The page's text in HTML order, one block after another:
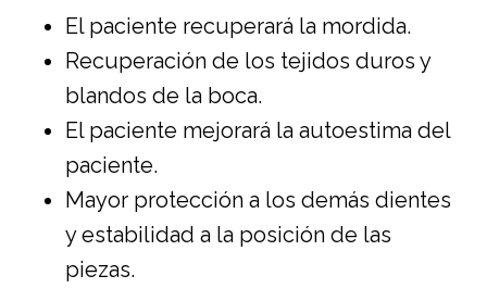
El paciente recuperará la mordida.
Recuperación de los tejidos duros y
blandos de la boca.
El paciente mejorará la autoestima del
paciente.
Mayor protección a los demás dientes
y estabilidad a la posición de las
piezas.